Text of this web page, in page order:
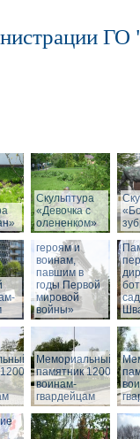
ГО
Скульптура
«Девочка с
олененком»
Памятник
«Российским
героям и
воинам,
павшим в
годы Первой
мировой
войны»
Мемориальный
памятник 1200
воинам-
гвардейцам